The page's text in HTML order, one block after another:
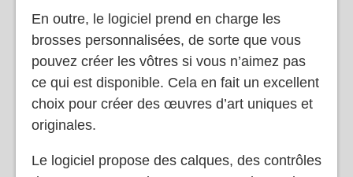
pinceaux.
En outre, le logiciel prend en charge les
brosses personnalisées, de sorte que vous
pouvez créer les vôtres si vous n’aimez pas
ce qui est disponible. Cela en fait un excellent
choix pour créer des œuvres d’art uniques et
originales.